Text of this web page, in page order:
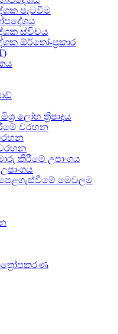
පැටවීම
ස්විචය
ඕර්තෝ-ප්‍රකාර
ලෝහ ත්‍රිපාදය
වරහන
කිරීමේ උපාංගය
මෙවලම